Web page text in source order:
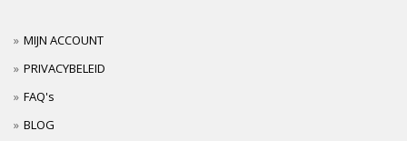
MIJN ACCOUNT
PRIVACYBELEID
FAQ's
BLOG